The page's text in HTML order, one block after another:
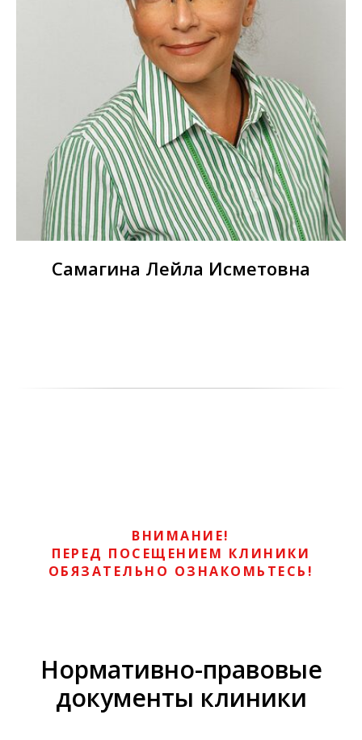
Самагина Лейла Исметовна
ВНИМАНИЕ!
ПЕРЕД ПОСЕЩЕНИЕМ КЛИНИКИ
ОБЯЗАТЕЛЬНО ОЗНАКОМЬТЕСЬ!
Нормативно-правовые
документы клиники